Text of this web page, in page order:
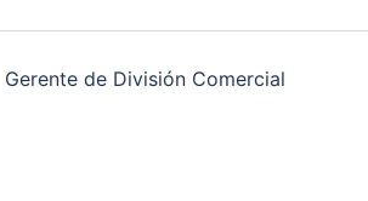
Gerente de División Comercial